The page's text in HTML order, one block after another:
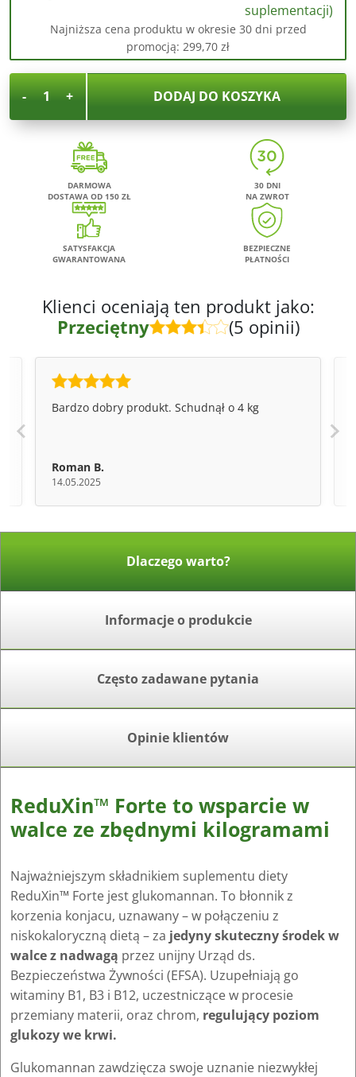
suplementacji)
Najniższa cena produktu w okresie 30 dni przed
promocją: 299,70 zł
- + DODAJ DO KOSZYKA
DARMOWA
DOSTAWA OD 150 ZŁ
30 DNI
NA ZWROT
SATYSFAKCJA
GWARANTOWANA
BEZPIECZNE
PŁATNOŚCI
Klienci oceniają ten produkt jako:
Przeciętny
(5 opinii)
Bardzo dobry produkt. Schudnął o 4 kg
Roman B.
14.05.2025
Dlaczego warto?
Informacje o produkcie
Często zadawane pytania
Opinie klientów
ReduXin™ Forte to wsparcie w
walce ze zbędnymi kilogramami
Najważniejszym składnikiem suplementu diety
ReduXin™ Forte jest glukomannan. To błonnik z
korzenia konjacu, uznawany – w połączeniu z
niskokaloryczną dietą – za jedyny skuteczny środek w
walce z nadwagą przez unijny Urząd ds.
Bezpieczeństwa Żywności (EFSA). Uzupełniają go
witaminy B1, B3 i B12, uczestniczące w procesie
przemiany materii, oraz chrom, regulujący poziom
glukozy we krwi.
Glukomannan zawdzięcza swoje uznanie niezwykłej